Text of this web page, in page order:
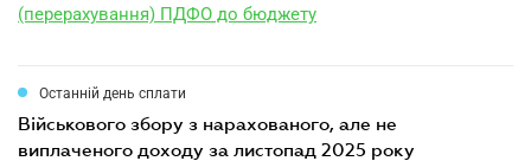
(перерахування) ПДФО до бюджету
Останній день сплати
військового збору з нарахованого, але не
виплаченого доходу за листопад 2025 року